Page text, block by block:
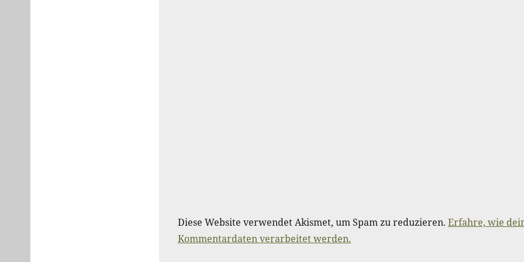
Diese Website verwendet Akismet, um Spam zu reduzieren. Erfahre, wie
Kommentardaten verarbeitet werden.